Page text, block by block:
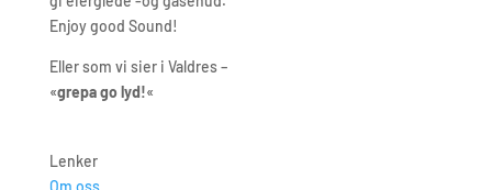
Enjoy good Sound!
Eller som vi sier i Valdres –
«grepa go lyd!«
Lenker
Om oss